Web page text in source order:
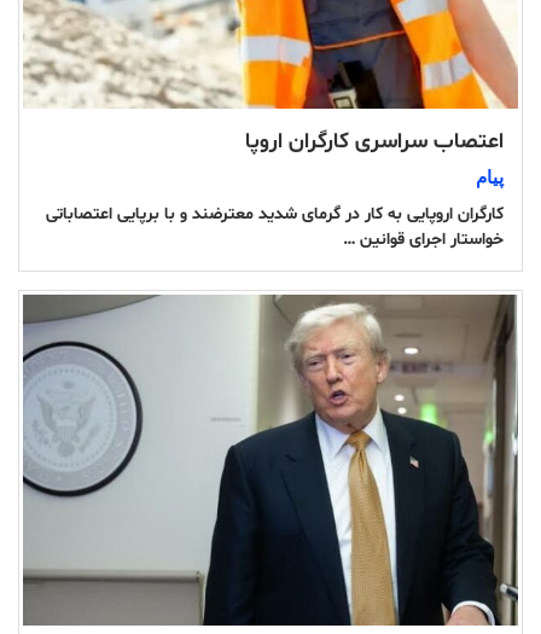
اعتصاب سراسری کارگران اروپا
پیام
کارگران اروپایی به کار در گرمای شدید معترضند و با برپایی اعتصاباتی
خواستار اجرای قوانین …